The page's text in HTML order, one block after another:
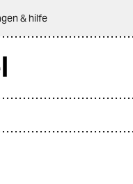
& hilfe